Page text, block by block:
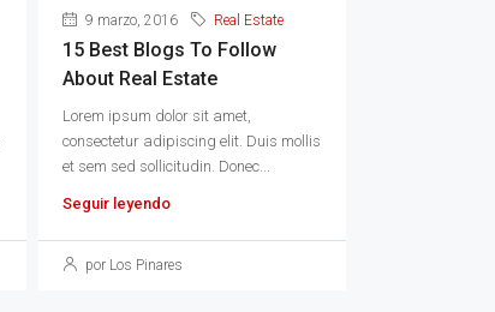
9 marzo, 2016 Real Estate
15 Best Blogs To Follow
About Real Estate
Lorem ipsum dolor sit amet,
consectetur adipiscing elit. Duis mollis
et sem sed sollicitudin. Donec...
Seguir leyendo
por Los Pinares